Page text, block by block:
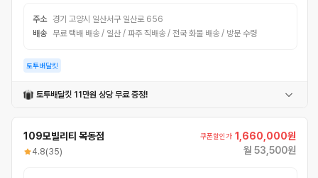
주소
경기 고양시 일산서구 일산로 656
배송
무료 택배 배송 / 일산 / 파주 직배송 / 전국 화물 배송 / 방문 수령
토투배달킷
토투배달킷 11만원 상당 무료 증정!
109모빌리티 목동점
4.8(35)
쿠폰할인가 1,660,000원
월 53,500원